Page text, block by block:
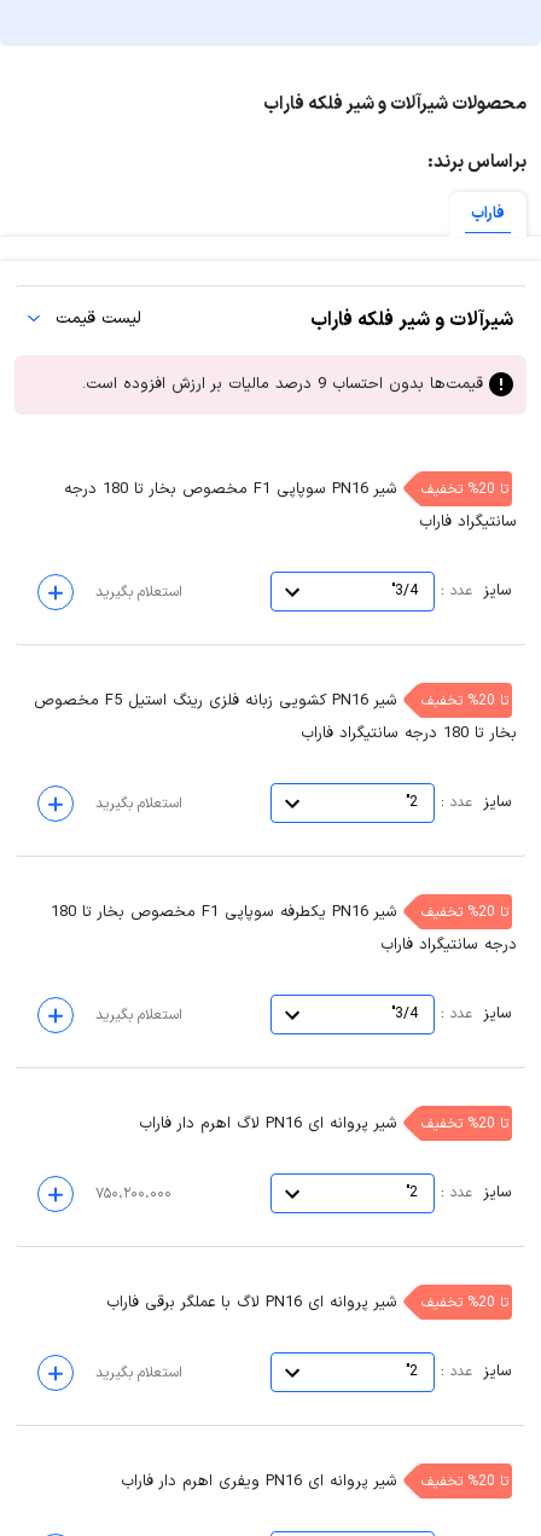
حرارتی و برودتی و آب و فاضلاب بسیار مناسب هستند.
محصولات شیرآلات و شیر فلکه فاراب
براساس برند:
فاراب
شیرآلات و شیر فلکه فاراب لیست قیمت
قیمت‌ها بدون احتساب 9 درصد مالیات بر ارزش افزوده است.
تا 20% تخفیف
شیر PN16 سوپاپی F1 مخصوص بخار تا 180 درجه
سانتیگراد فاراب
سایز عدد :
3/4" استعلام بگیرید
تا 20% تخفیف
شیر PN16 کشویی زبانه فلزی رینگ استیل F5 مخصوص
بخار تا 180 درجه سانتیگراد فاراب
سایز عدد :
2" استعلام بگیرید
تا 20% تخفیف
شیر PN16 یکطرفه سوپاپی F1 مخصوص بخار تا 180
درجه سانتیگراد فاراب
سایز عدد :
3/4" استعلام بگیرید
تا 20% تخفیف شیر پروانه ای PN16 لاگ اهرم دار فاراب
سایز عدد :
2" ۷۵۰،۲۰۰،۰۰۰
تا 20% تخفیف شیر پروانه ای PN16 لاگ با عملگر برقی فاراب
سایز عدد :
2" استعلام بگیرید
تا 20% تخفیف شیر پروانه ای PN16 ویفری اهرم دار فاراب